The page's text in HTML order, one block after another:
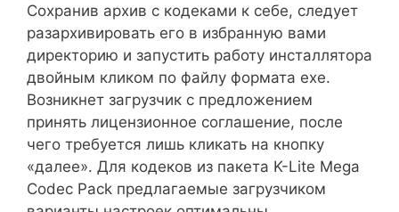
Сохранив архив с кодеками к себе, следует
разархивировать его в избранную вами
директорию и запустить работу инсталлятора
двойным кликом по файлу формата exe.
Возникнет загрузчик с предложением
принять лицензионное соглашение, после
чего требуется лишь кликать на кнопку
«далее». Для кодеков из пакета K-Lite Mega
Codec Pack предлагаемые загрузчиком